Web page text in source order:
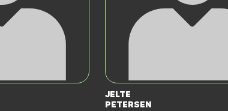
Jelte
Petersen